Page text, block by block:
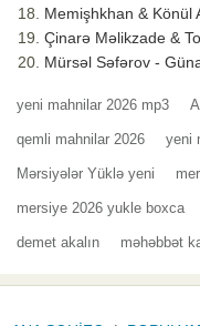
Memişhkhan & Könül
Çinarə Məlikzade &
Mürsəl Səfərov -
yeni mahnilar 2026 mp3
qemli mahnilar 2026 yeni
Mərsiyələr Yüklə yeni
mersiye 2026 yukle boxca
demet akalın məhəbbət